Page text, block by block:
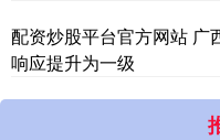
配资炒股平台官方网站 广
响应提升为一级